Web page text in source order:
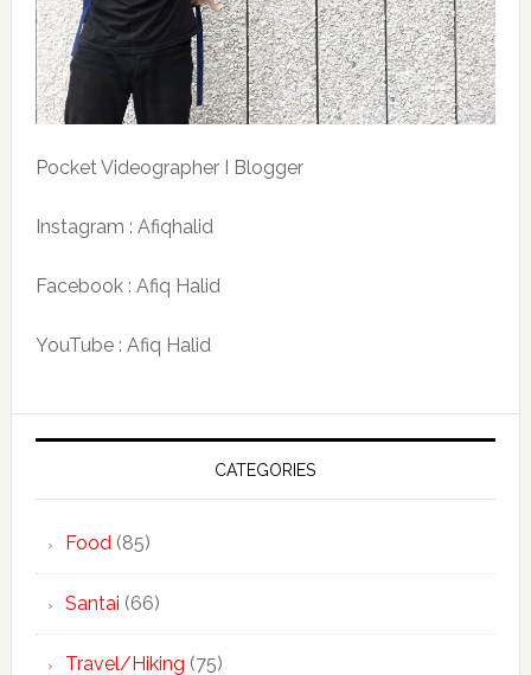
Pocket Videographer I Blogger
Instagram : Afiqhalid
Facebook : Afiq Halid
YouTube : Afiq Halid
CATEGORIES
Food(85)
Santai (66)
Travel/Hiking (75)